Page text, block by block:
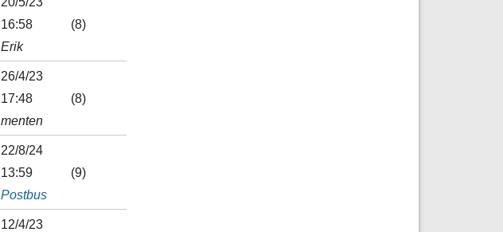
16:58
Erik
(8)
26/4/23
17:48
menten
(8)
22/8/24
13:59
Postbus
(9)
12/4/23